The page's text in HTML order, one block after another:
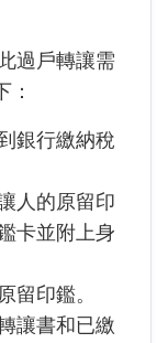
過戶轉讓需
：
銀行繳納稅
人的原留印
卡並附上身
留印鑑。
讓書和已繳